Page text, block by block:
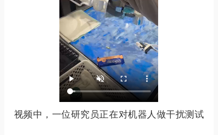
视频中，一位研究员正在对机器人做干扰测试